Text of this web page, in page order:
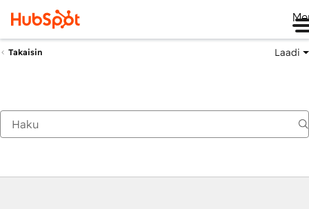
Takaisin Laadi